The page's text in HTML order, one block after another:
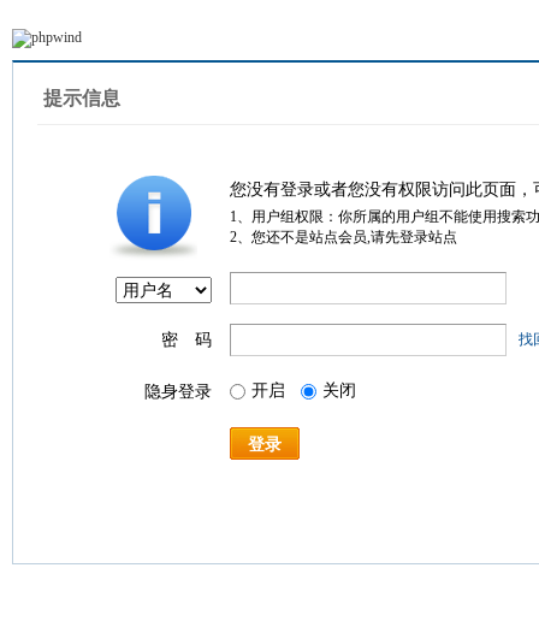
提示信息
您没有登录或者您没有权限访问此页面
1、用户组权限：你所属的用户组不能使用搜索
2、您还不是站点会员,请先登录站点
密 码 找
隐身登录 开启 关闭
登录